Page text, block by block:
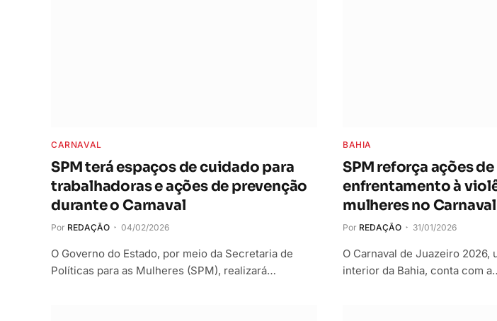
CARNAVAL
SPM terá espaços de cuidado para
trabalhadoras e ações de prevenção
durante o Carnaval
Por REDAÇÃO 04/02/2026
O Governo do Estado, por meio da Secretaria de
Políticas para as Mulheres (SPM), realizará…
BAHIA
SPM reforça ações
enfrentamento à
mulheres no
Por REDAÇÃO 31/01/2026
O Carnaval de Juazeiro 2026,
interior da Bahia, conta com